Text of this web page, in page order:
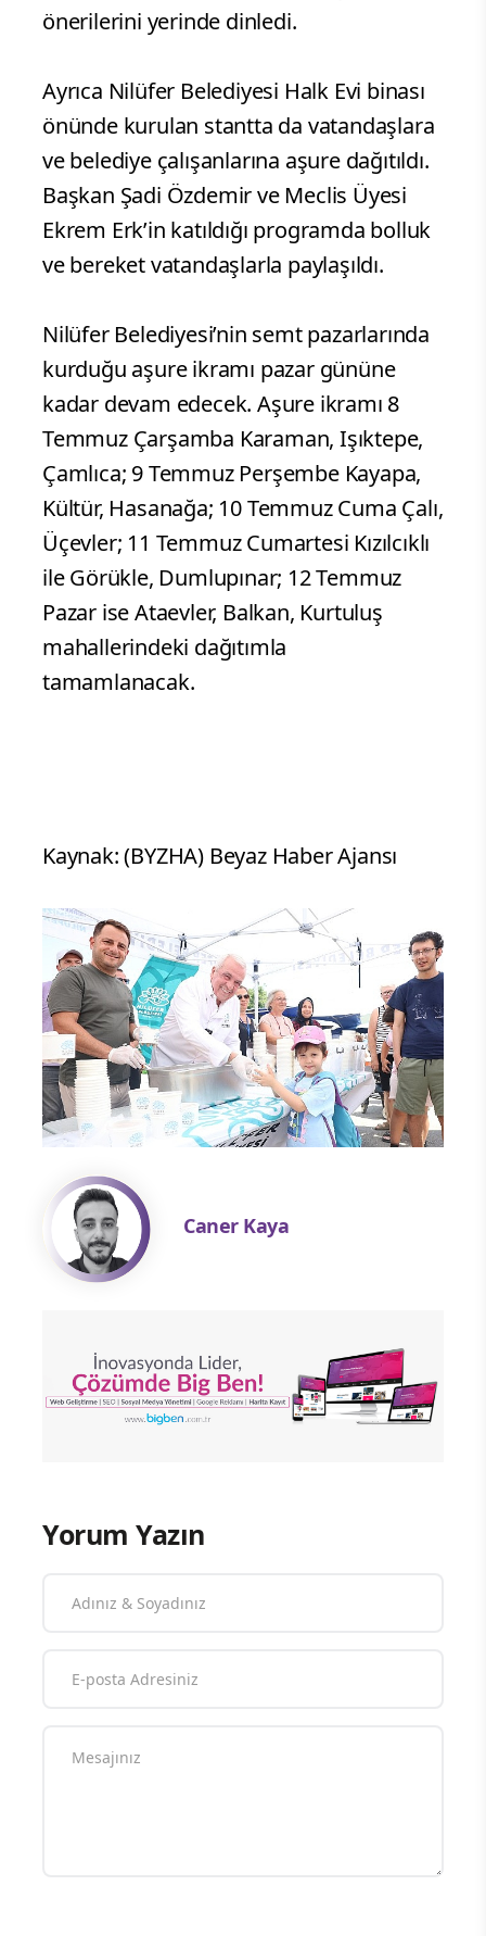
önerilerini yerinde dinledi.
Ayrıca Nilüfer Belediyesi Halk Evi binası
önünde kurulan stantta da vatandaşlara
ve belediye çalışanlarına aşure dağıtıldı.
Başkan Şadi Özdemir ve Meclis Üyesi
Ekrem Erk’in katıldığı programda bolluk
ve bereket vatandaşlarla paylaşıldı.
Nilüfer Belediyesi’nin semt pazarlarında
kurduğu aşure ikramı pazar gününe
kadar devam edecek. Aşure ikramı 8
Temmuz Çarşamba Karaman, Işıktepe,
Çamlıca; 9 Temmuz Perşembe Kayapa,
Kültür, Hasanağa; 10 Temmuz Cuma Çalı,
Üçevler; 11 Temmuz Cumartesi Kızılcıklı
ile Görükle, Dumlupınar; 12 Temmuz
Pazar ise Ataevler, Balkan, Kurtuluş
mahallerindeki dağıtımla
tamamlanacak.
Kaynak: (BYZHA) Beyaz Haber Ajansı
Caner Kaya
Yorum Yazın